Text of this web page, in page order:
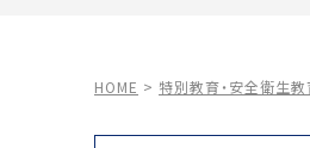
HOME > 特別教育・安全衛生